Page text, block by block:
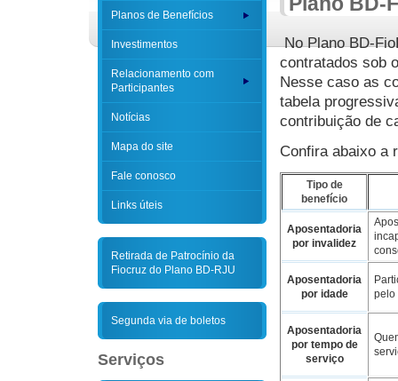
Planos de Benefícios
Investimentos
Relacionamento com
Participantes
Notícias
Mapa do site
Fale conosco
Links úteis
Retirada de Patrocínio da
Fiocruz do Plano BD-RJU
Segunda via de boletos
Serviços
No Plano BD-
contratados sob
Nesse caso as
tabela
contribuição de
Confira abaixo a
Tipo de
benefício
Aposentadoria
por invalidez
Aposentadoria
por idade
pelo
Aposentadoria
por tempo de
serviço